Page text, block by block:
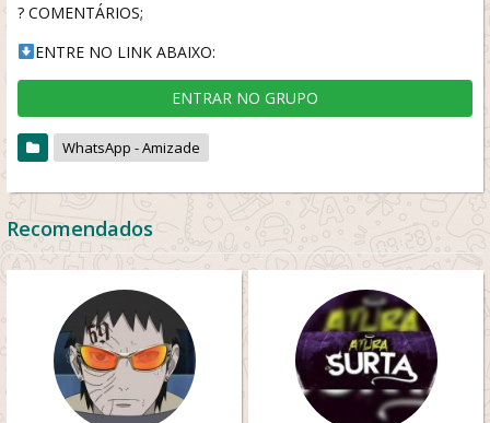
? COMENTÁRIOS;
ENTRE NO LINK ABAIXO:
ENTRAR NO GRUPO
WhatsApp - Amizade
Recomendados